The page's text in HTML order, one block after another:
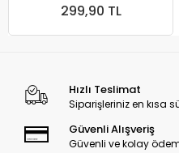
299,90 TL
Hızlı Teslimat
Siparişleriniz en kısa
Güvenli Alışveriş
Güvenli ve kolay